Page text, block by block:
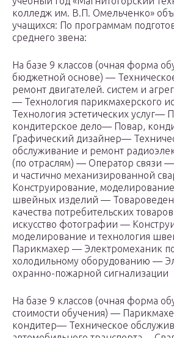
колледж им. В.П. Омельченко»
учащихся: По программам
среднего звена:
На базе 9 классов (очная форма
бюджетной основе) —
ремонт двигателей. систем и
— Технология парикмахерского
Технология эстетических услуг—
кондитерское дело— Повар,
Графический дизайнер—
обслуживание и ремонт
(по отраслям) — Оператор связи
и частично механизированной
Конструирование,
швейных изделий —
качества потребительских
искусство фотографии —
моделирование и технология
Парикмахер — Электромеханик
холодильному оборудованию —
охранно-пожарной сигнализации
На базе 9 классов (очная форма
стоимости обучения) —
кондитер— Техническое